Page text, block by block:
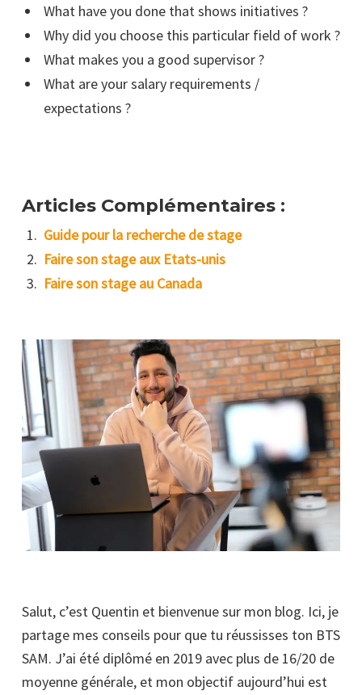
What have you done that shows initiatives ?
Why did you choose this particular field of work ?
What makes you a good supervisor ?
What are your salary requirements /
expectations ?
Articles Complémentaires :
Guide pour la recherche de stage
Faire son stage aux Etats-unis
Faire son stage au Canada
Salut, c’est Quentin et bienvenue sur mon blog. Ici, je
partage mes conseils pour que tu réussisses ton BTS
SAM. J’ai été diplômé en 2019 avec plus de 16/20 de
moyenne générale, et mon objectif aujourd’hui est